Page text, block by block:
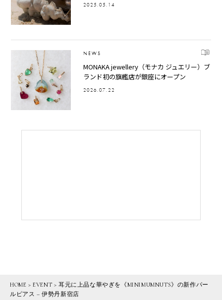
2025.05.14
NEWS
MONAKA jewellery（モナカ ジュエリー）ブ
ランド初の旗艦店が銀座にオープン
2026.07.22
HOME >EVENT >耳元に上品な華やぎを《MINIMUMNUTS》の新作パー
ルピアス – 伊勢丹新宿店